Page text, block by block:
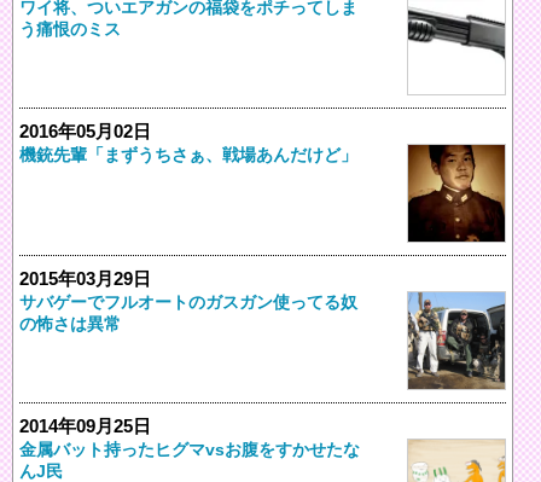
ワイ将、ついエアガンの福袋をポチってしま
う痛恨のミス
2016年05月02日
機銃先輩「まずうちさぁ、戦場あんだけど」
2015年03月29日
サバゲーでフルオートのガスガン使ってる奴
の怖さは異常
2014年09月25日
金属バット持ったヒグマvsお腹をすかせたな
んJ民